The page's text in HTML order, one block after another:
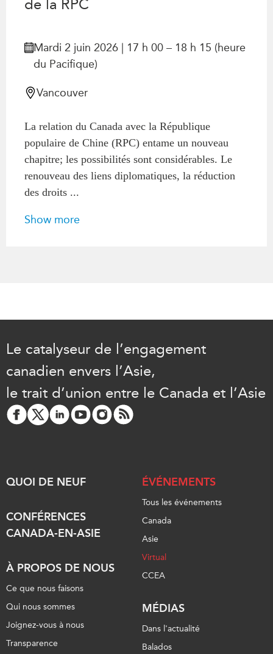
de la RPC
Mardi 2 juin 2026 | 17 h 00 – 18 h 15 (heure
du Pacifique)
Vancouver
La relation du Canada avec la République
populaire de Chine (RPC) entame un nouveau
chapitre; les possibilités sont considérables. Le
renouveau des liens diplomatiques, la réduction
des droits ...
Show more
Le catalyseur de l’engagement
canadien envers l’Asie,
le trait d’union entre le Canada et l’Asie
QUOI DE NEUF
CONFÉRENCES
CANADA-EN-ASIE
À PROPOS DE NOUS
Ce que nous faisons
Qui nous sommes
Joignez-vous à nous
Transparence
ÉVÉNEMENTS
Tous les événements
Canada
Asie
Virtual
CCEA
MÉDIAS
Dans l'actualité
Balados